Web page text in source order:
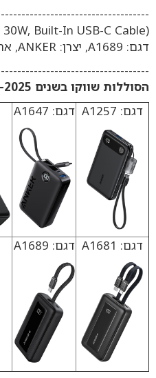
Built-In USB-C Cable)
דגם: A1689, יצרן: ANKER, ארץ ייצור:סין
הסוללות שווקו בשנים 2024-2025
דגם: A1257
דגם: A1647
דגם: A1681 דגם: A1689